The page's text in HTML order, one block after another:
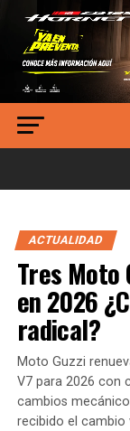
ACTUALIDAD
Tres Moto
en 2026
radical?
Moto Guzzi
V7 para 2026 con
cambios
recibido el cambio